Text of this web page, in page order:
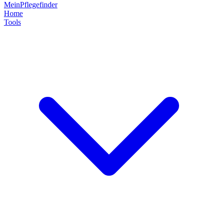
MeinPflegefinder
Home
Tools